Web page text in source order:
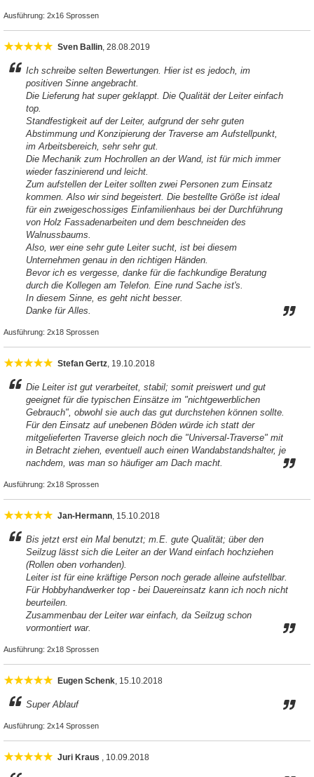
Ausführung: 2x16 Sprossen
Sven Ballin, 28.08.2019
Ich schreibe selten Bewertungen. Hier ist es jedoch, im
positiven Sinne angebracht.
Die Lieferung hat super geklappt. Die Qualität der Leiter einfach
top.
Standfestigkeit auf der Leiter, aufgrund der sehr guten
Abstimmung und Konzipierung der Traverse am Aufstellpunkt,
im Arbeitsbereich, sehr sehr gut.
Die Mechanik zum Hochrollen an der Wand, ist für mich immer
wieder faszinierend und leicht.
Zum aufstellen der Leiter sollten zwei Personen zum Einsatz
kommen. Also wir sind begeistert. Die bestellte Größe ist ideal
für ein zweigeschossiges Einfamilienhaus bei der Durchführung
von Holz Fassadenarbeiten und dem beschneiden des
Walnussbaums.
Also, wer eine sehr gute Leiter sucht, ist bei diesem
Unternehmen genau in den richtigen Händen.
Bevor ich es vergesse, danke für die fachkundige Beratung
durch die Kollegen am Telefon. Eine rund Sache ist's.
In diesem Sinne, es geht nicht besser.
Danke für Alles.
Ausführung: 2x18 Sprossen
Stefan Gertz, 19.10.2018
Die Leiter ist gut verarbeitet, stabil; somit preiswert und gut
geeignet für die typischen Einsätze im "nichtgewerblichen
Gebrauch", obwohl sie auch das gut durchstehen können sollte.
Für den Einsatz auf unebenen Böden würde ich statt der
mitgelieferten Traverse gleich noch die "Universal-Traverse" mit
in Betracht ziehen, eventuell auch einen Wandabstandshalter, je
nachdem, was man so häufiger am Dach macht.
Ausführung: 2x18 Sprossen
Jan-Hermann, 15.10.2018
Bis jetzt erst ein Mal benutzt; m.E. gute Qualität; über den
Seilzug lässt sich die Leiter an der Wand einfach hochziehen
(Rollen oben vorhanden).
Leiter ist für eine kräftige Person noch gerade alleine aufstellbar.
Für Hobbyhandwerker top - bei Dauereinsatz kann ich noch nicht
beurteilen.
Zusammenbau der Leiter war einfach, da Seilzug schon
vormontiert war.
Ausführung: 2x18 Sprossen
Eugen Schenk, 15.10.2018
Super Ablauf
Ausführung: 2x14 Sprossen
Juri Kraus , 10.09.2018